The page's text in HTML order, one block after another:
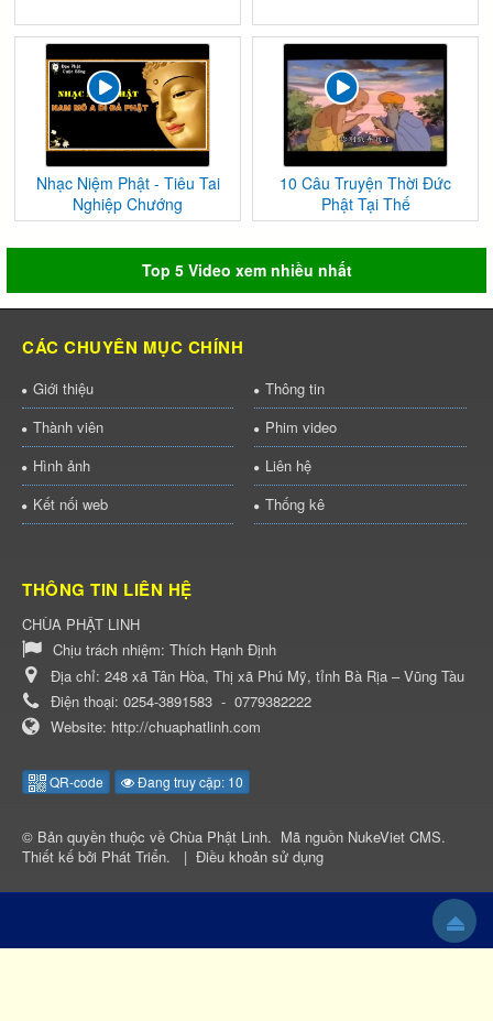
Nhạc Niệm Phật - Tiêu Tai
Nghiệp Chướng
10 Câu Truyện Thời Đức
Phật Tại Thế
Top 5 Video xem nhiều nhất
CÁC CHUYÊN MỤC CHÍNH
Giới thiệu
Thông tin
Thành viên
Phim video
Hình ảnh
Liên hệ
Kết nối web
Thống kê
THÔNG TIN LIÊN HỆ
CHÙA PHẬT LINH
Chịu trách nhiệm: Thích Hạnh Định
Địa chỉ: 248 xã Tân Hòa, Thị xã Phú Mỹ, tỉnh Bà Rịa – Vũng Tàu
Điện thoại: 0254-3891583 - 0779382222
Website: http://chuaphatlinh.com
QR-code Đang truy cập: 10
© Bản quyền thuộc về Chùa Phật Linh. Mã nguồn NukeViet CMS.
Thiết kế bởi Phát Triển. | Điều khoản sử dụng